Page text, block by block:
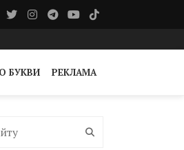
БУКВИ РЕКЛАМА